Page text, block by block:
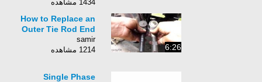
1434 مشاهده
6:26
How to Replace an
Outer Tie Rod End
samir
1214 مشاهده
Single Phase